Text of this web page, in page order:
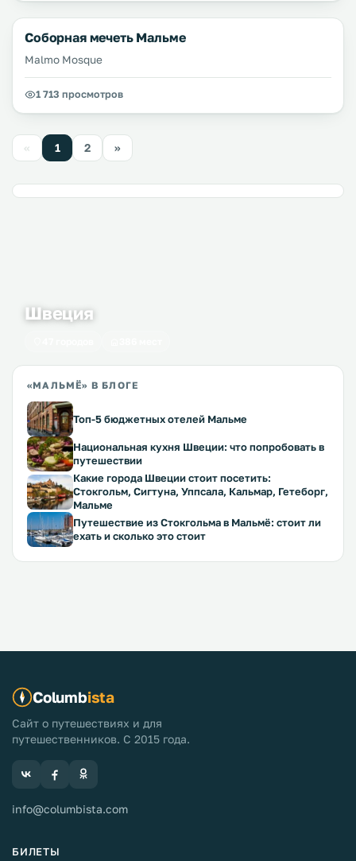
Соборная мечеть Мальме
Malmo Mosque
1 713 просмотров
« 1 2 »
Швеция
«МАЛЬМЁ» В БЛОГЕ
Топ-5 бюджетных отелей Мальме
Национальная кухня Швеции: что попробовать в
путешествии
Какие города Швеции стоит посетить:
Стокгольм, Сигтуна, Уппсала, Кальмар, Гетеборг,
Мальме
Путешествие из Стокгольма в Мальмё: стоит ли
ехать и сколько это стоит
Columbista
Сайт о путешествиях и для
путешественников. С 2015 года.
info@columbista.com
БИЛЕТЫ